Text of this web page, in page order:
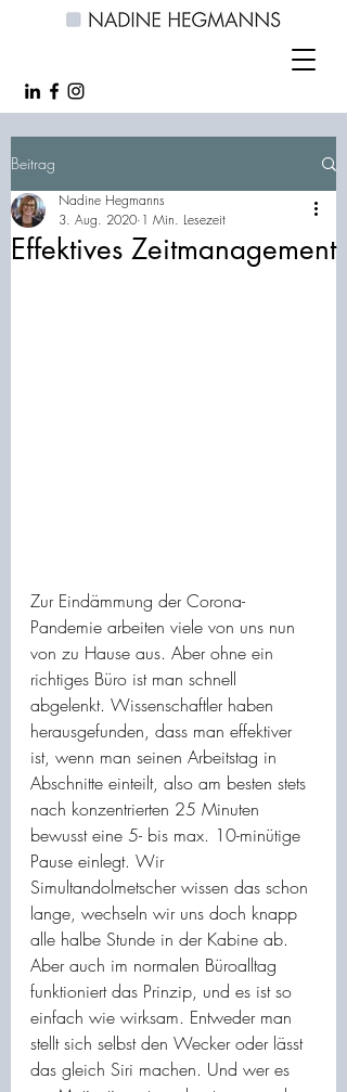
Beitrag
Effektives Zeitmanagement
Nadine Hegmanns
3. Aug. 2020 1 Min. Lesezeit
Zur Eindämmung der Corona-
Pandemie arbeiten viele von uns nun
von zu Hause aus. Aber ohne ein
richtiges Büro ist man schnell
abgelenkt. Wissenschaftler haben
herausgefunden, dass man effektiver
ist, wenn man seinen Arbeitstag in
Abschnitte einteilt, also am besten stets
nach konzentrierten 25 Minuten
bewusst eine 5- bis max. 10-minütige
Pause einlegt. Wir
Simultandolmetscher wissen das schon
lange, wechseln wir uns doch knapp
alle halbe Stunde in der Kabine ab.
Aber auch im normalen Büroalltag
funktioniert das Prinzip, und es ist so
einfach wie wirksam. Entweder man
stellt sich selbst den Wecker oder lässt
das gleich Siri machen. Und wer es